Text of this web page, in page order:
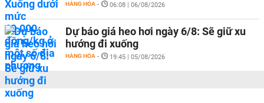
HÀNG HÓA - 06:08 | 06/08/2026
Dự báo giá heo hơi ngày 6/8: Sẽ giữ xu
hướng đi xuống
HÀNG HÓA - 19:45 | 05/08/2026